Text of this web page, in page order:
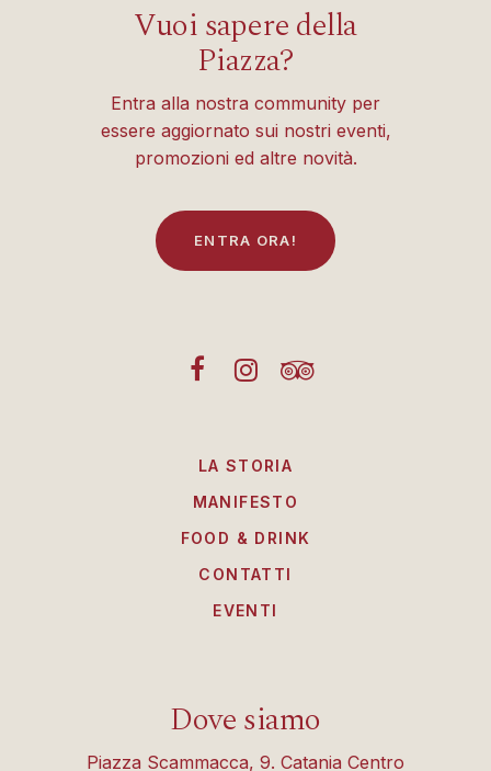
Vuoi sapere della
Piazza?
Entra alla nostra community per
essere aggiornato sui nostri eventi,
promozioni ed altre novità.
EN TRA ORA!
LA STORIA
MANIFESTO
FOOD & DRINK
CONTATTI
EVENTI
Dove siamo
Piazza Scammacca, 9. Catania Centro